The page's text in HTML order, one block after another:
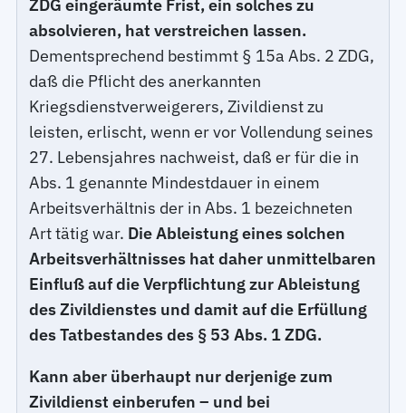
ZDG eingeräumte Frist, ein solches zu
absolvieren, hat verstreichen lassen.
Dementsprechend bestimmt § 15a Abs. 2 ZDG,
daß die Pflicht des anerkannten
Kriegsdienstverweigerers, Zivildienst zu
leisten, erlischt, wenn er vor Vollendung seines
27. Lebensjahres nachweist, daß er für die in
Abs. 1 genannte Mindestdauer in einem
Arbeitsverhältnis der in Abs. 1 bezeichneten
Art tätig war. Die Ableistung eines solchen
Arbeitsverhältnisses hat daher unmittelbaren
Einfluß auf die Verpflichtung zur Ableistung
des Zivildienstes und damit auf die Erfüllung
des Tatbestandes des § 53 Abs. 1 ZDG.
Kann aber überhaupt nur derjenige zum
Zivildienst einberufen – und bei